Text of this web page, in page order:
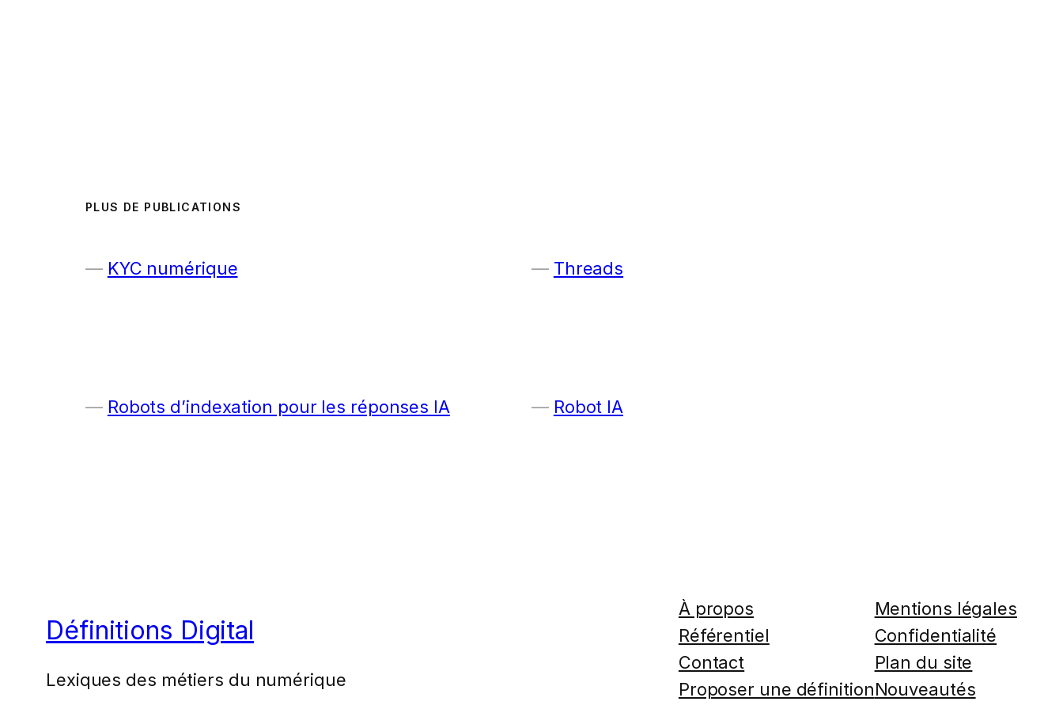
PLUS DE PUBLICATIONS
KYC numérique Threads
Robots d’indexation pour les réponses IA Robot IA
Définitions Digital
Lexiques des métiers du numérique
À propos
Référentiel
Contact
Proposer une définition
Mentions légales
Confidentialité
Plan du site
Nouveautés